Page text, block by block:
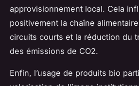
approvisionnement local. Cela
positivement la chaîne
circuits courts et la réduction du
des émissions de CO2.
Enfin, l’usage de produits bio